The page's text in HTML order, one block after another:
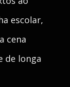
escolar,
cena
de longa